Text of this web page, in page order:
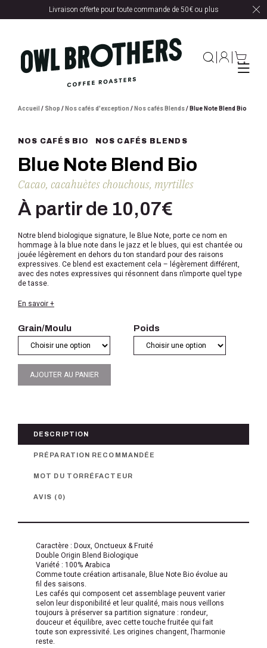
Livraison offerte pour toute commande de 50€ ou plus
Accueil / Shop /Nos cafés d'exception /Nos cafés Blends/ Blue Note Blend Bio
NOS CAFÉS BIO NOS CAFÉS BLENDS
Blue Note Blend Bio
Cacao, cacahuètes chouchous, myrtilles
À partir de 10,07€
Notre blend biologique signature, le Blue Note, porte ce nom en
hommage à la blue note dans le jazz et le blues, qui est chantée ou
jouée légèrement en dehors du ton standard pour des raisons
expressives. Ce blend est exactement cela – légèrement différent,
avec des notes expressives qui résonnent dans n’importe quel type
de tasse.
En savoir +
Grain/Moulu Poids
AJOUTER AU PANIER
DESCRIPTION
PRÉPARATION RECOMMANDÉE
MOT DU TORRÉFACTEUR
AVIS (0)
Caractère : Doux, Onctueux & Fruité
Double Origin Blend Biologique
Variété : 100% Arabica
Comme toute création artisanale, Blue Note Bio évolue au
fil des saisons.
Les cafés qui composent cet assemblage peuvent varier
selon leur disponibilité et leur qualité, mais nous veillons
toujours à préserver sa partition signature : rondeur,
douceur et équilibre, avec cette touche fruitée qui fait
toute son expressivité. Les origines changent, l’harmonie
reste.